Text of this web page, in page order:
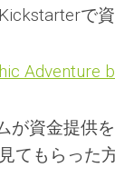
で
Adventure
が資金提供
てもらった